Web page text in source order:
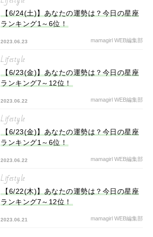
【6/24(土)】あなたの運勢は？今日の星座
ランキング1～6位！
2023.06.23 mamagirl WEB編集部
Lifestyle
【6/23(金)】あなたの運勢は？今日の星座
ランキング7～12位！
2023.06.22 mamagirl WEB編集部
Lifestyle
【6/23(金)】あなたの運勢は？今日の星座
ランキング1～6位！
2023.06.22 mamagirl WEB編集部
Lifestyle
【6/22(木)】あなたの運勢は？今日の星座
ランキング7～12位！
2023.06.21 mamagirl WEB編集部